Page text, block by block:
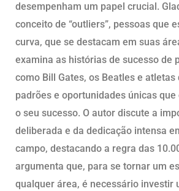
desempenham um papel crucial.
conceito de “outliers”, pessoas que
curva, que se destacam em suas
examina as histórias de sucesso de
como Bill Gates, os Beatles e
padrões e oportunidades únicas
o seu sucesso. O autor discute a
deliberada e da dedicação intensa
campo, destacando a regra das
argumenta que, para se tornar um
qualquer área, é necessário investir